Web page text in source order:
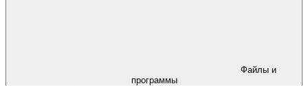
программы